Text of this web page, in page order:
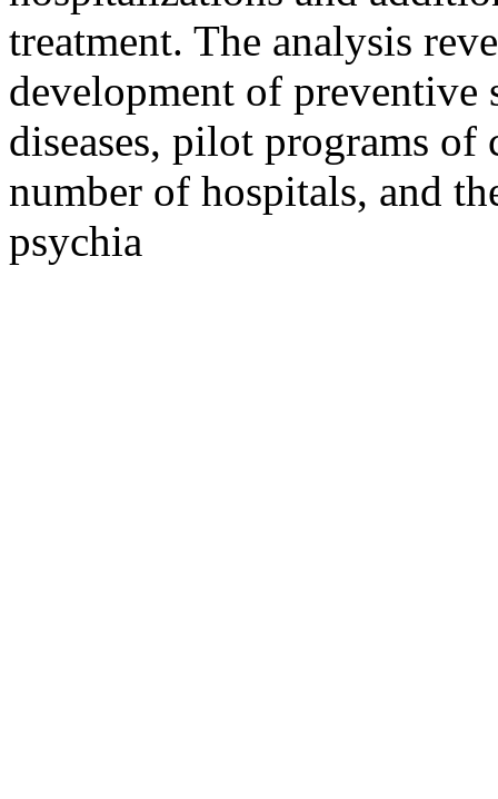
treatment. The analysis
development of
diseases, pilot programs
number of hospitals, and
psychia